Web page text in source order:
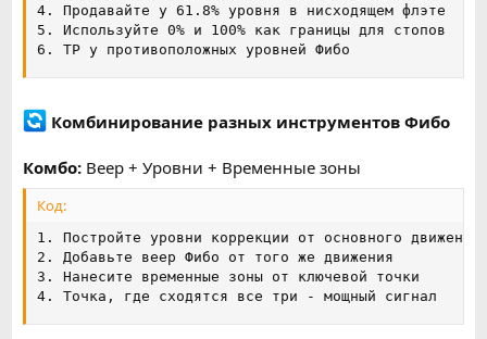
4. Продавайте у 61.8% уровня в нисходящем флэте
5. Используйте 0% и 100% как границы для стопов
6. TP у противоположных уровней Фибо
Комбинирование разных инструментов Фибо
Комбо: Веер + Уровни + Временные зоны
Код:
1. Постройте уровни коррекции от основного движения
2. Добавьте веер Фибо от того же движения
3. Нанесите временные зоны от ключевой точки
4. Точка, где сходятся все три - мощный сигнал